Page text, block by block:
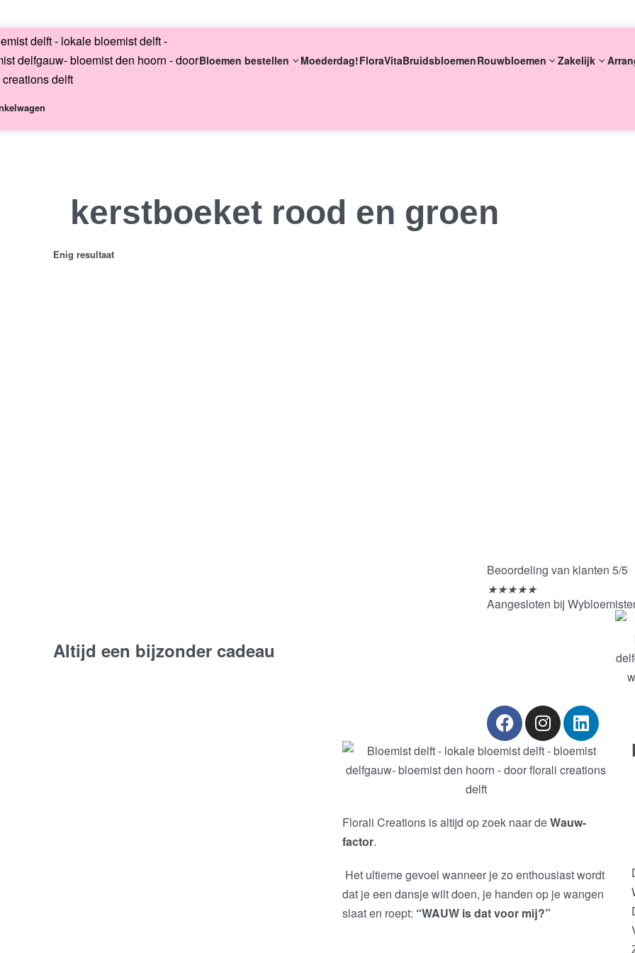
Bloemen bestellen Moederdag!FloraVitaBruidsbloemenRouwbloemen Zakelijk
kerstboeket rood en groen
Enig resultaat
Altijd een bijzonder cadeau
Beoordeling van klanten 5/5
★★★★★
Aangesloten bij
Florali Creations is altijd op zoek naar deWauw-
factor.
Het ultieme gevoel wanneer je zo enthousiast wordt
dat je een dansje wilt doen, je handen op je wangen
slaat en roept: “WAUW is dat voor mij?”